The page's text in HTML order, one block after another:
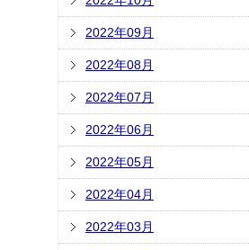
2022年09月
2022年08月
2022年07月
2022年06月
2022年05月
2022年04月
2022年03月